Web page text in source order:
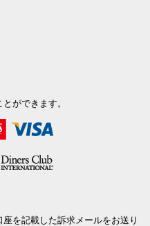
ができます。
を記載した訴求メールをお送り